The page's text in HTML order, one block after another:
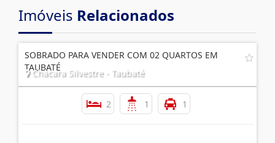
Imóveis Relacionados
SOBRADO PARA VENDER COM 02 QUARTOS EM
TAUBATÉ
Chácara Silvestre - Taubaté
2 1 1